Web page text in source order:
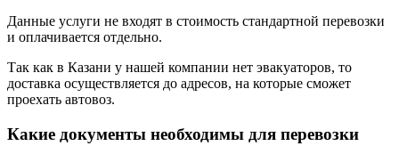
Данные услуги не входят в стоимость стандартной перевозки
и оплачивается отдельно.
Так как в Казани у нашей компании нет эвакуаторов, то
доставка осуществляется до адресов, на которые сможет
проехать автовоз.
Какие документы необходимы для перевозки